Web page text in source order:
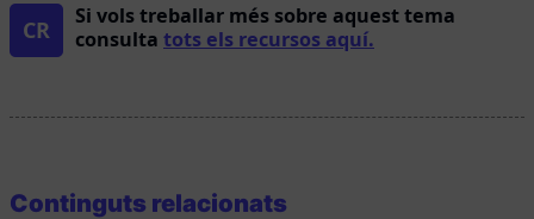
CR
Si vols treballar més sobre aquest tema
consulta tots els recursos aquí.
Continguts relacionats